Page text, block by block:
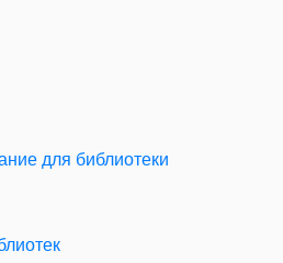
для библиотеки